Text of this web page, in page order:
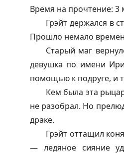
Время на прочтение: 3
Грэйт держался в
Прошло немало
Старый маг
девушка по имени
помощью к подруге, и
Кем была эта
не разобрал. Но
драке.
Грэйт оттащил
— ледяное сияние